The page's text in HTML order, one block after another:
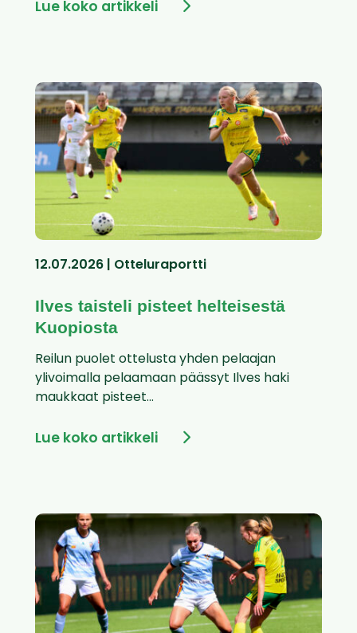
Lue koko artikkeli
12.07.2026 | Otteluraportti
Ilves taisteli pisteet helteisestä
Kuopiosta
Reilun puolet ottelusta yhden pelaajan
ylivoimalla pelaamaan päässyt Ilves haki
maukkaat pisteet...
Lue koko artikkeli